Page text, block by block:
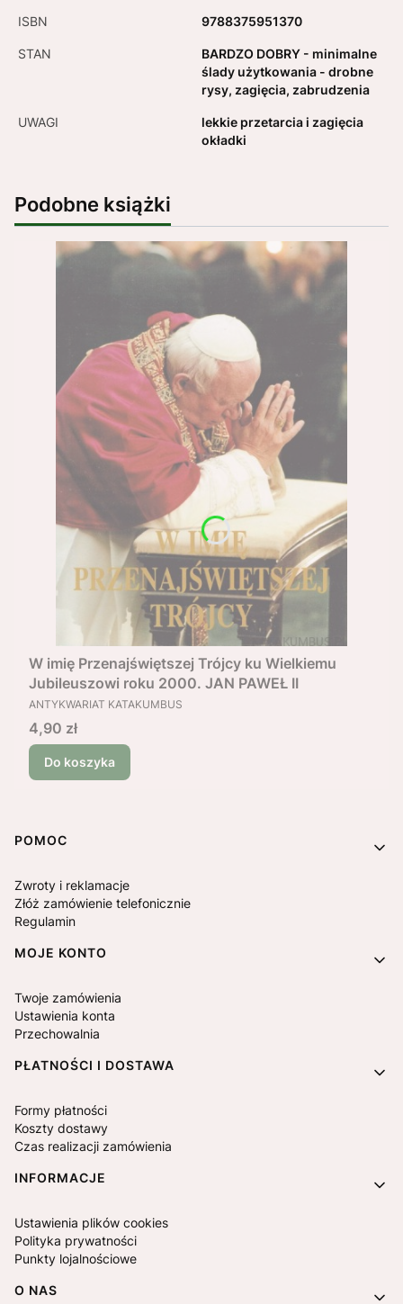
ISBN 9788375951370
STAN
BARDZO DOBRY - minimalne
ślady użytkowania - drobne
rysy, zagięcia, zabrudzenia
UWAGI
lekkie przetarcia i zagięcia
okładki
Podobne książki
W imię Przenajświętszej Trójcy ku Wielkiemu
Jubileuszowi roku 2000. JAN PAWEŁ II
PRODUCENT
ANTYKWARIAT KATAKUMBUS
Cena
4,90 zł
Do koszyka
Linki w stopce
POMOC
Zwroty i reklamacje
Złóż zamówienie telefonicznie
Regulamin
MOJE KONTO
Twoje zamówienia
Ustawienia konta
Przechowalnia
PŁATNOŚCI I DOSTAWA
Formy płatności
Koszty dostawy
Czas realizacji zamówienia
INFORMACJE
Ustawienia plików cookies
Polityka prywatności
Punkty lojalnościowe
O NAS